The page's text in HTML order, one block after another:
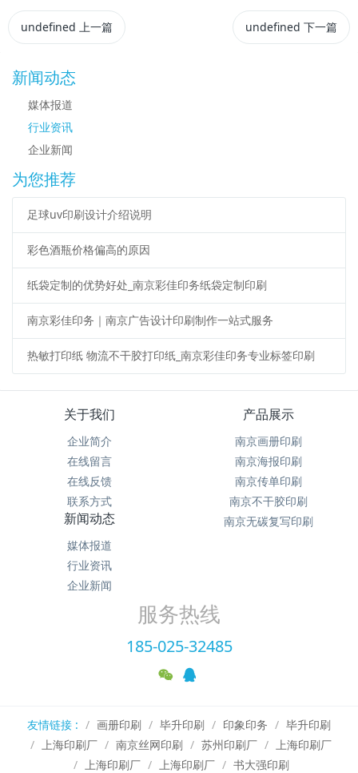
undefined 上一篇 undefined 下一篇
新闻动态
媒体报道
行业资讯
企业新闻
为您推荐
足球uv印刷设计介绍说明
彩色酒瓶价格偏高的原因
纸袋定制的优势好处_南京彩佳印务纸袋定制印刷
南京彩佳印务｜南京广告设计印刷制作一站式服务
热敏打印纸 物流不干胶打印纸_南京彩佳印务专业标签印刷
关于我们
企业简介
在线留言
在线反馈
联系方式
产品展示
南京画册印刷
南京海报印刷
南京传单印刷
南京不干胶印刷
南京无碳复写印刷
新闻动态
媒体报道
行业资讯
企业新闻
服务热线
185-025-32485
友情链接 : 画册印刷 毕升印刷 印象印务
毕升印刷
上海印刷厂
南京丝网印刷 苏州印刷厂
上海印刷厂
上海印刷厂
上海印刷厂 书大强印刷